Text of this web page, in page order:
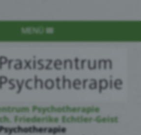
MENÜ
Psychotherapie
Friederike Echtler-Geist